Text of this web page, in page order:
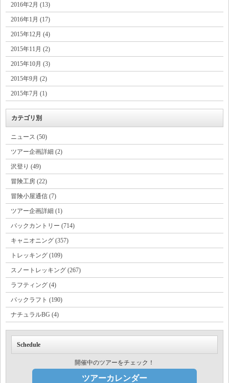
2016年2月 (13)
2016年1月 (17)
2015年12月 (4)
2015年11月 (2)
2015年10月 (3)
2015年9月 (2)
2015年7月 (1)
カテゴリ別
ニュース (50)
ツアー企画詳細 (2)
沢登り (49)
冒険工房 (22)
冒険小屋通信 (7)
ツアー企画詳細 (1)
バックカントリー (714)
キャニオニング (357)
トレッキング (109)
スノートレッキング (267)
ラフティング (4)
パックラフト (190)
ナチュラルBG (4)
Schedule
開催中のツアーをチェック！
ツアーカレンダー